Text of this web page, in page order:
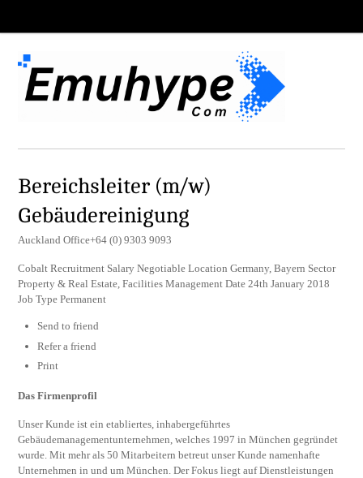
Bereichsleiter (m/w)
Gebäudereinigung
Auckland Office+64 (0) 9303 9093
Cobalt Recruitment Salary Negotiable Location Germany, Bayern Sector
Property & Real Estate, Facilities Management Date 24th January 2018
Job Type Permanent
Send to friend
Refer a friend
Print
Das Firmenprofil
Unser Kunde ist ein etabliertes, inhabergeführtes
Gebäudemanagementunternehmen, welches 1997 in München gegründet
wurde. Mit mehr als 50 Mitarbeitern betreut unser Kunde namenhafte
Unternehmen in und um München. Der Fokus liegt auf Dienstleistungen